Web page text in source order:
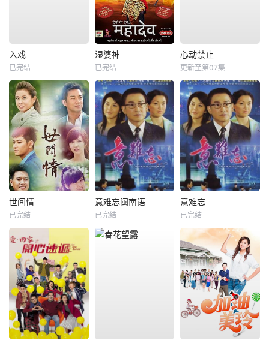
入戏
已完结
湿婆神
已完结
心动禁止
更新至第07集
世间情
已完结
意难忘闽南语
已完结
意难忘
已完结